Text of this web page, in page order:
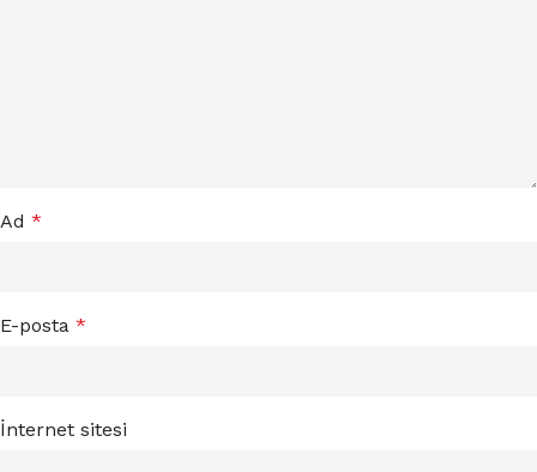
Ad *
E-posta *
İnternet sitesi